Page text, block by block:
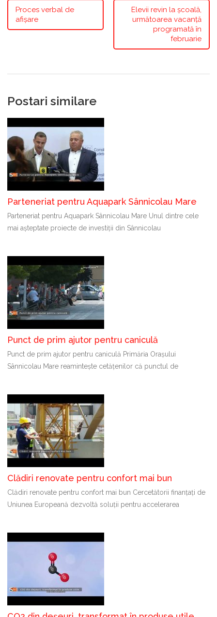
Proces verbal de
afișare
Elevii revin la școală,
următoarea vacanță
programată în
februarie
Postari similare
Parteneriat pentru Aquapark Sânnicolau Mare
Parteneriat pentru Aquapark Sânnicolau Mare Unul dintre cele
mai așteptate proiecte de investiții din Sânnicolau
Punct de prim ajutor pentru caniculă
Punct de prim ajutor pentru caniculă Primăria Orașului
Sânnicolau Mare reamintește cetățenilor că punctul de
Clădiri renovate pentru confort mai bun
Clădiri renovate pentru confort mai bun Cercetătorii finanțați de
Uniunea Europeană dezvoltă soluții pentru accelerarea